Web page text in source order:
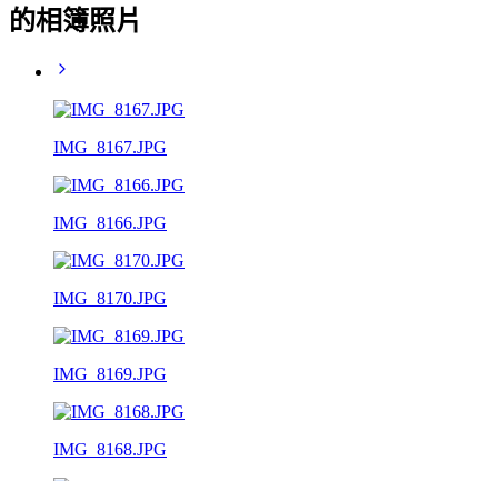
的相簿照片
IMG_8167.JPG
IMG_8166.JPG
IMG_8170.JPG
IMG_8169.JPG
IMG_8168.JPG